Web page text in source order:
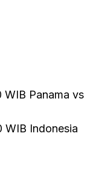
WIB Panama vs
WIB Indonesia